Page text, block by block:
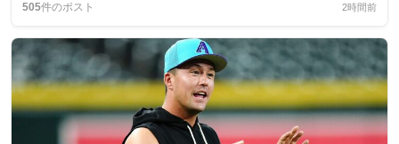
505件のポスト 2時間前